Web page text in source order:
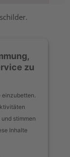
zu
stimmen
Inhalte